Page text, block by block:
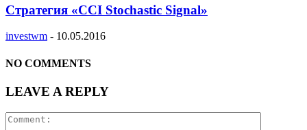
Стратегия «CCI Stochastic Signal»
investwm - 10.05.2016
NO COMMENTS
LEAVE A REPLY